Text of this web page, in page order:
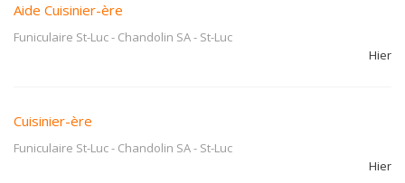
Aide Cuisinier-ère
Funiculaire St-Luc - Chandolin SA- St-Luc
Hier
Cuisinier-ère
Funiculaire St-Luc - Chandolin SA- St-Luc
Hier